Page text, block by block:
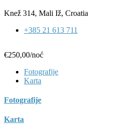
Knež 314, Mali Iž, Croatia
+385 21 613 711
€250,00/noć
Fotografije
Karta
Fotografije
Karta